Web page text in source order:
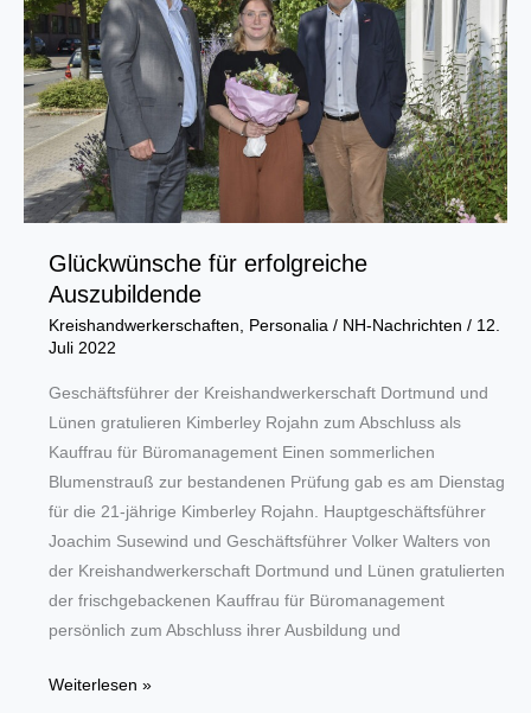
Glückwünsche für erfolgreiche
Auszubildende
Kreishandwerkerschaften, Personalia/ NH-Nachrichten / 12.
Juli 2022
Geschäftsführer der Kreishandwerkerschaft Dortmund und
Lünen gratulieren Kimberley Rojahn zum Abschluss als
Kauffrau für Büromanagement Einen sommerlichen
Blumenstrauß zur bestandenen Prüfung gab es am Dienstag
für die 21-jährige Kimberley Rojahn. Hauptgeschäftsführer
Joachim Susewind und Geschäftsführer Volker Walters von
der Kreishandwerkerschaft Dortmund und Lünen gratulierten
der frischgebackenen Kauffrau für Büromanagement
persönlich zum Abschluss ihrer Ausbildung und
Glückwünsche
Weiterlesen »